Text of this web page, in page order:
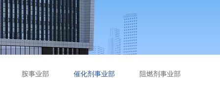
胺事业部 催化剂事业部 阻燃剂事业部